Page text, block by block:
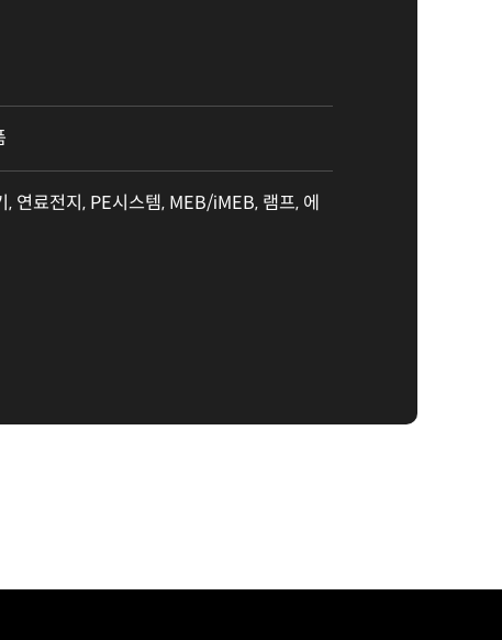
, 연료전지, PE시스템, MEB/iMEB, 램프, 에